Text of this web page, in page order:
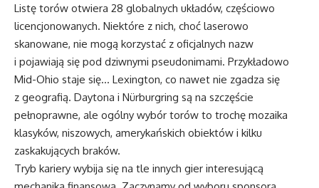
Listę torów otwiera 28 globalnych układów, częściowo
licencjonowanych. Niektóre z nich, choć laserowo
skanowane, nie mogą korzystać z oficjalnych nazw
i pojawiają się pod dziwnymi pseudonimami. Przykładowo
Mid-Ohio staje się… Lexington, co nawet nie zgadza się
z geografią. Daytona i Nürburgring są na szczęście
pełnoprawne, ale ogólny wybór torów to trochę mozaika
klasyków, niszowych, amerykańskich obiektów i kilku
zaskakujących braków.
Tryb kariery wybija się na tle innych gier interesującą